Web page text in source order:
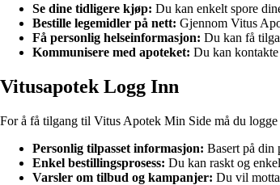
Se dine tidligere kjøp: Du kan enkelt spore
Bestille legemidler på nett: Gjennom Vitus
Få personlig helseinformasjon: Du kan få
Kommunisere med apoteket: Du kan
Vitusapotek Logg Inn
For å få tilgang til Vitus Apotek Min Side må du
Personlig tilpasset informasjon: Basert på din
Enkel bestillingsprosess: Du kan raskt og
Varsler om tilbud og kampanjer: Du vil